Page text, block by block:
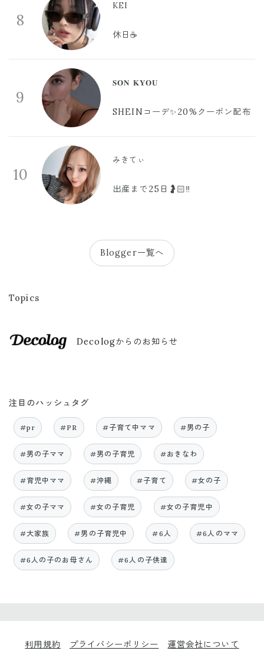
8
KEI
休日☕️
9
𝐒𝐎𝐍 𝐊𝐘𝐎𝐔
SHEINコーデ✨20%クーポン配布
10
みきてぃ
出産まで25日🤰🏻‼️
Blogger一覧へ
Topics
Decologからのお知らせ
注目のハッシュタグ
#pr #PR #子育て中ママ #男の子
#男の子ママ #男の子育児 #おきなわ
#育児中ママ #沖縄 #子育て #女の子
#女の子ママ #女の子育児 #女の子育児中
#大家族 #男の子育児中 #6人 #6人のママ
#6人の子のお母さん #6人の子供達
利用規約 プライバシーポリシー 運営会社について